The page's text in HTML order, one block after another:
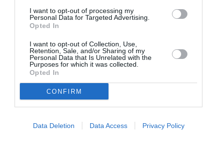
I want to opt-out of processing my
Personal Data for Targeted Advertising.
Opted In
I want to opt-out of Collection, Use,
Retention, Sale, and/or Sharing of my
Personal Data that Is Unrelated with the
Purposes for which it was collected.
Opted In
CONFIRM
Data Deletion Data Access Privacy Policy
Σχετικά Άρθρα
Η μακρά λίστα με
τις υποψηφιότητες
Έκθεση Βιβλίου
2026 στο Ναύπλιο